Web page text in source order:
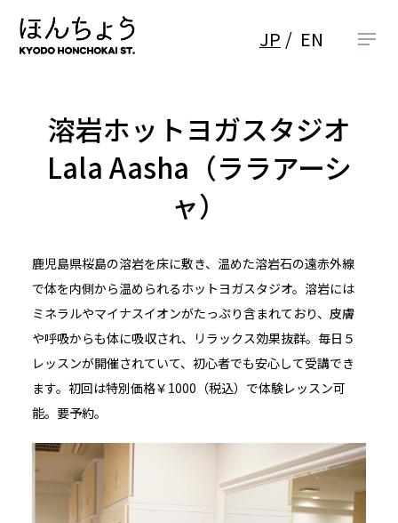
JP EN
溶岩ホットヨガスタジオ
Lala Aasha（ララアーシ
ャ）
鹿児島県桜島の溶岩を床に敷き、温めた溶岩石の遠赤外線
で体を内側から温められるホットヨガスタジオ。溶岩には
ミネラルやマイナスイオンがたっぷり含まれており、皮膚
や呼吸からも体に吸収され、リラックス効果抜群。毎日５
レッスンが開催されていて、初心者でも安心して受講でき
ます。初回は特別価格￥1000（税込）で体験レッスン可
能。要予約。